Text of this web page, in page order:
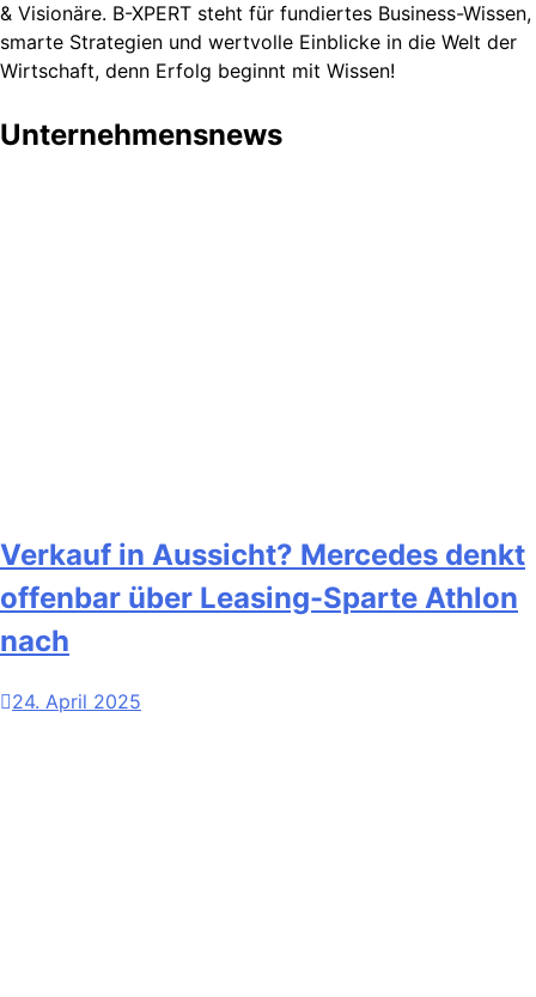
& Visionäre. B-XPERT steht für fundiertes Business-Wissen,
smarte Strategien und wertvolle Einblicke in die Welt der
Wirtschaft, denn Erfolg beginnt mit Wissen!
Unternehmensnews
Verkauf in Aussicht? Mercedes denkt
offenbar über Leasing-Sparte Athlon
nach
24. April 2025